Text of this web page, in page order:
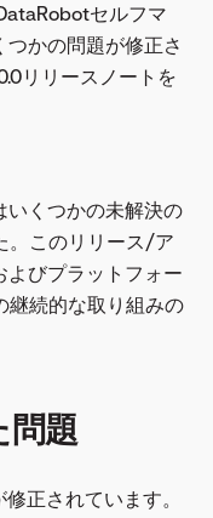
セルフマ
かの問題が修正さ
リリースノートを
くつかの未解決の
。このリリース/ア
びプラットフォー
継続的な取り組みの
問題
正されています。